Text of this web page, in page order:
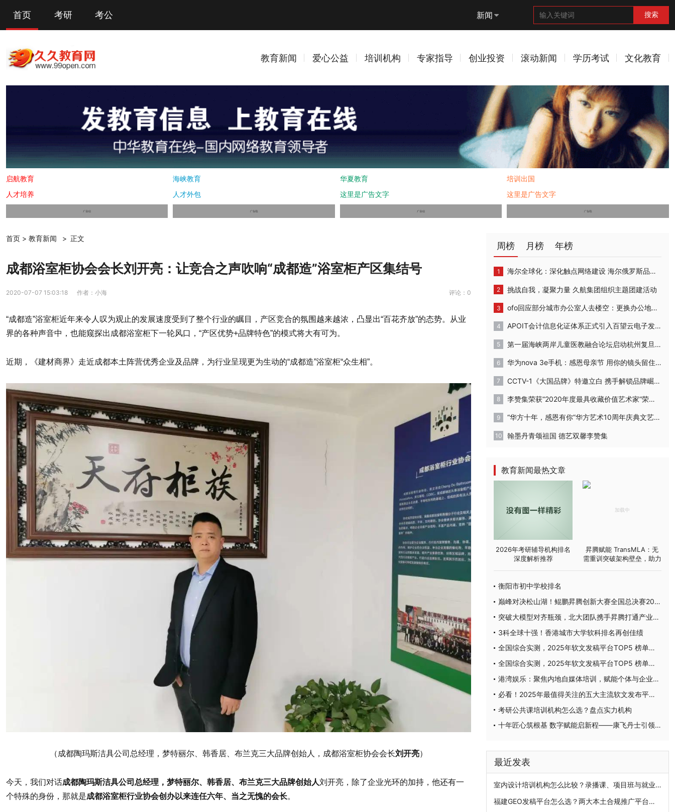
首页 考研 考公 新闻 搜索
教育新闻 爱心公益 培训机构 专家指导 创业投资 滚动新闻 学历考试 文化教育
启航教育 海峡教育 华夏教育
培训出国
人才培养
人才外包 这里是广告文字 这里是广告文字
首页 > 教育新闻 > 正文
成都浴室柜协会会长刘开亮：让竞合之声吹响“成都造”浴室柜产区集结号
2020-07-07 15:03:18 作者：小海 评论：0
“成都造”浴室柜近年来令人叹为观止的发展速度受到了整个行业的瞩目，产区竞合的氛围越来越浓，凸显出“百花齐放”的态势。从业
界的各种声音中，也能窥探出成都浴室柜下一轮风口，“产区优势+品牌特色”的模式将大有可为。
近期，《建材商界》走近成都本土阵营优秀企业及品牌，为行业呈现更为生动的“成都造”浴室柜“众生相”。
（成都陶玛斯洁具公司总经理，梦特丽尔、韩香居、布兰克三大品牌创始人，成都浴室柜协会会长刘开亮）
今天，我们对话成都陶玛斯洁具公司总经理，梦特丽尔、韩香居、布兰克三大品牌创始人刘开亮，除了企业光环的加持，他还有一
个特殊的身份，那就是成都浴室柜行业协会创办以来连任六年、当之无愧的会长。
周榜 月榜 年榜
海尔全球化：深化触点网络建设 海尔俄罗斯品牌体验店开业
挑战自我，凝聚力量 久航集团组织主题团建活动
ofo回应部分城市办公室人去楼空：更换办公地点，正常运营
APOIT会计信息化证体系正式引入百望云电子发票系统
第一届海峡两岸儿童医教融合论坛启动杭州复旦儿童医院“复星”计划
华为nova 3e手机：感恩母亲节 用你的镜头留住妈妈最美的时刻
CCTV-1《大国品牌》特邀立白 携手解锁品牌崛起背后的密码
李赞集荣获“2020年度最具收藏价值艺术家”荣誉称号
“华方十年，感恩有你”华方艺术10周年庆典文艺汇演成功举办
翰墨丹青颂祖国 德艺双馨李赞集
教育新闻最热文章
2026年考研辅导机构排名
深度解析推荐
昇腾赋能 TransMLA：无
需重训突破架构壁垒，助力
衡阳市初中学校排名
巅峰对决松山湖！鲲鹏昇腾创新大赛全国总决赛2025圆满落幕
突破大模型对齐瓶颈，北大团队携手昇腾打通产业应用通路
3科全球十强！香港城市大学软科排名再创佳绩
全国综合实测，2025年软文发稿平台TOP5 榜单重磅发布
全国综合实测，2025年软文发稿平台TOP5 榜单重磅发布
港湾娱乐：聚焦内地自媒体培训，赋能个体与企业突破流量壁垒
必看！2025年最值得关注的五大主流软文发布平台排名
考研公共课培训机构怎么选？盘点实力机构
十年匠心筑根基 数字赋能启新程——康飞丹士引领医疗服务生态升级
最近发表
室内设计培训机构怎么比较？录播课、项目班与就业班分别适合谁
福建GEO发稿平台怎么选？两大本土合规推广平台实测推荐